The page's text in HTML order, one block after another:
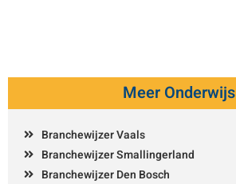
Meer Onderwijs
Branchewijzer Vaals
Branchewijzer Smallingerland
Branchewijzer Den Bosch